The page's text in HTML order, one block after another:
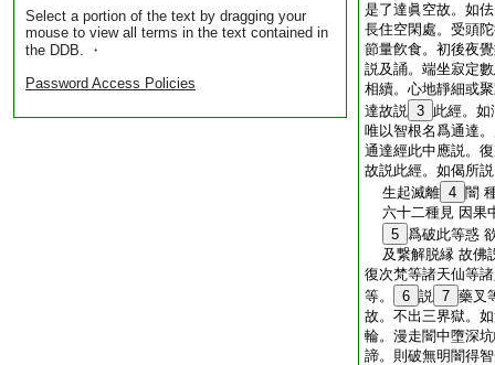
Select a portion of the text by dragging your
mouse to view all terms in the text contained in
the DDB. ・
Password Access Policies
是了達眞空故。如
長住空閑處。受頭
節量飮食。初後夜
説及誦。端坐寂定
相續。心地靜細或
達故説 3 此經。
唯以智根名爲通達
通達經此中應説。
故説此經。如偈所説
生起滅離 4 闇
六十二種見 因果
5 爲破此等惑
及繋解脱縁 故佛
復次梵等諸天仙等
等。
6 説 7 藥叉
故。不出三界獄。
輪。漫走闇中墮深
諦。則破無明闇得